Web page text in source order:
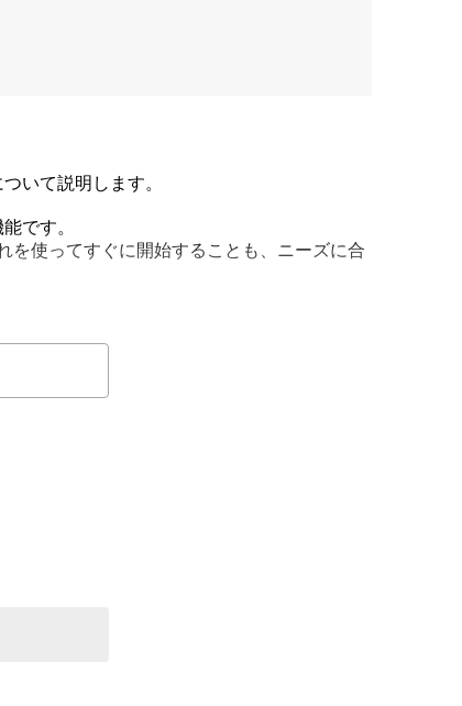
いて説明します。
です。
を使ってすぐに開始することも、ニーズに合
クします。
を入力できます。